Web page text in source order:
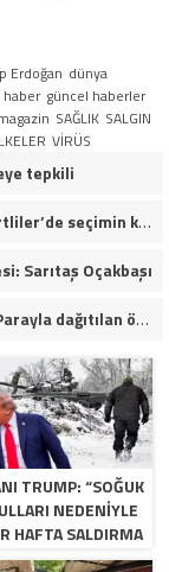
Erdoğan dünya
güncel haberler
SAĞLIK SALGIN
VİRÜS
tepkili
Fenerbahçe yeni başkanını seçti! Sarı-Lacivertliler’de seçimin kazananı Aziz Yıldırım oldu
Sarıtaş Oçakbaşı
“ÖDÜL TÖRENLERİ TİCARETE Mİ DÖNÜŞTÜ?” Parayla dağıtılan ödüller iddiası gündemde!
TRUMP: “SOĞUK
NEDENIYLE
HAFTA SALDIRMA
KABUL ETTI”